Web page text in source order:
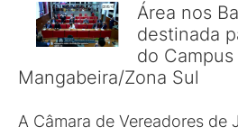
Área nos
destinada
do Campus
Mangabeira/Zona Sul
A Câmara de Vereadores de